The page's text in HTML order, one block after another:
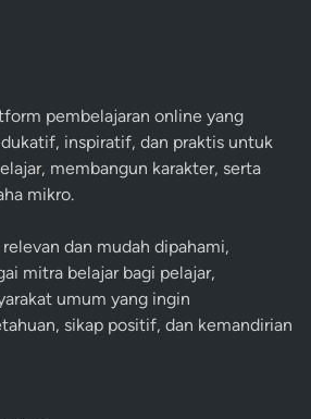
pembelajaran online yang
inspiratif, dan praktis untuk
membangun karakter, serta
mikro.
dan mudah dipahami,
mitra belajar bagi pelajar,
umum yang ingin
sikap positif, dan kemandirian